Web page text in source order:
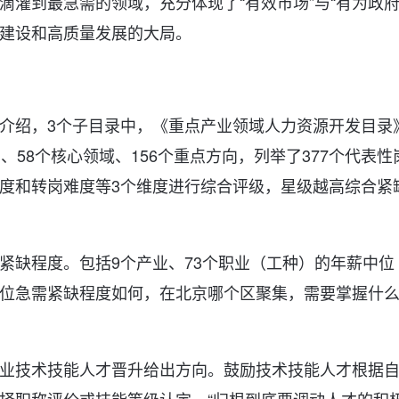
设和高质量发展的大局。
绍，3个子目录中，《重点产业领域人力资源开发目录
58个核心领域、156个重点方向，列举了377个代表性
和转岗难度等3个维度进行综合评级，星级越高综合紧
缺程度。包括9个产业、73个职业（工种）的年薪中位
急需紧缺程度如何，在北京哪个区聚集，需要掌握什
技术技能人才晋升给出方向。鼓励技术技能人才根据